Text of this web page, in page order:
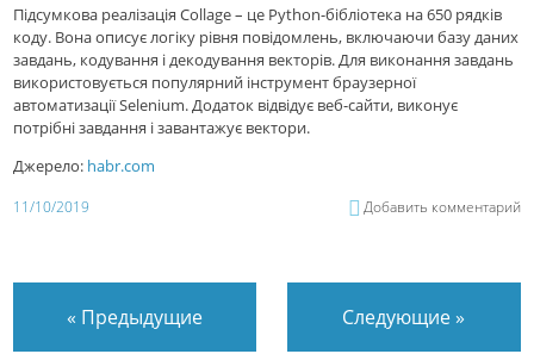
Підсумкова реалізація Collage – це Python-бібліотека на 650 рядків
коду. Вона описує логіку рівня повідомлень, включаючи базу даних
завдань, кодування і декодування векторів. Для виконання завдань
використовується популярний інструмент браузерної
автоматизації Selenium. Додаток відвідує веб-сайти, виконує
потрібні завдання і завантажує вектори.
Джерело: habr.com
11/10/2019 Добавить комментарий
« Предыдущие Следующие»